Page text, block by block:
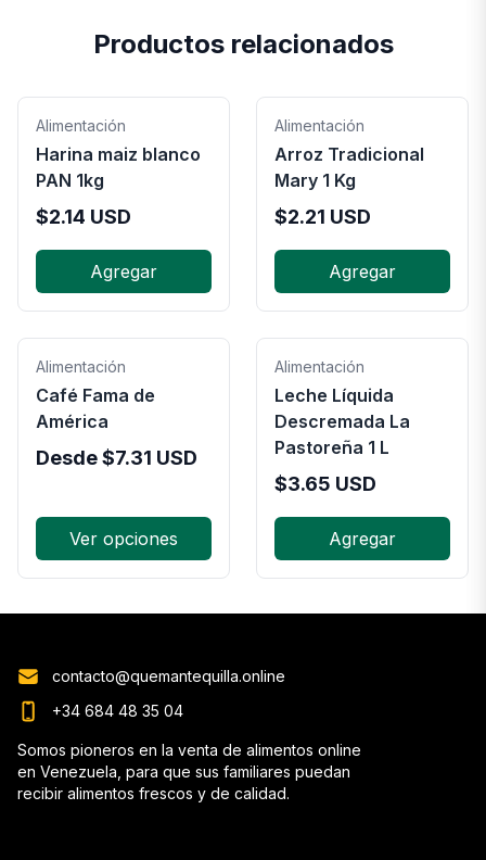
Productos relacionados
Alimentación
Harina maiz blanco
PAN 1kg
$2.14 USD
Agregar
Alimentación
Arroz Tradicional
Mary 1 Kg
$2.21 USD
Agregar
Alimentación
Café Fama de
América
Desde$7.31 USD
Ver opciones
Alimentación
Leche Líquida
Descremada La
Pastoreña 1 L
$3.65 USD
Agregar
contacto@quemantequilla.online
+34 684 48 35 04
Somos pioneros en la venta de alimentos online
en Venezuela, para que sus familiares puedan
recibir alimentos frescos y de calidad.